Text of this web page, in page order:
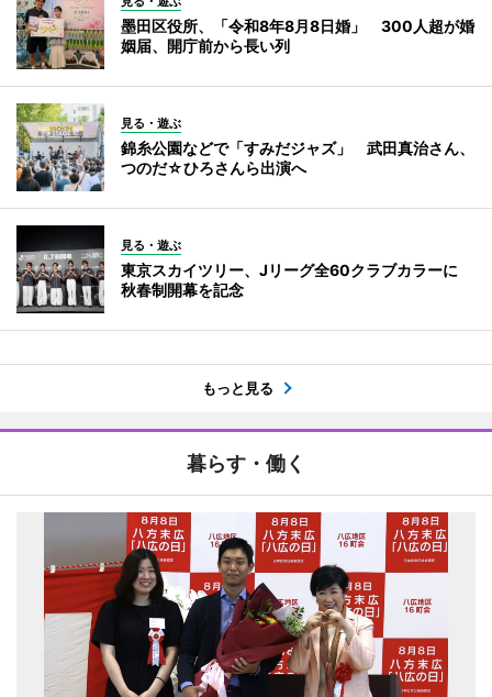
墨田区役所、「令和8年8月8日婚」 300人超が婚
姻届、開庁前から長い列
見る・遊ぶ
錦糸公園などで「すみだジャズ」 武田真治さん、
つのだ☆ひろさんら出演へ
見る・遊ぶ
東京スカイツリー、Jリーグ全60クラブカラーに
秋春制開幕を記念
もっと見る
暮らす・働く